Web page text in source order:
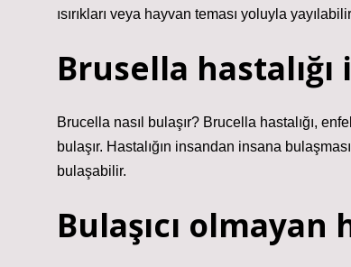
ısırıkları veya hayvan teması yoluyla
Brusella
Brucella nasıl bulaşır? Brucella hastalığı,
bulaşır. Hastalığın insandan insana
bulaşabilir.
Bulaşıcı